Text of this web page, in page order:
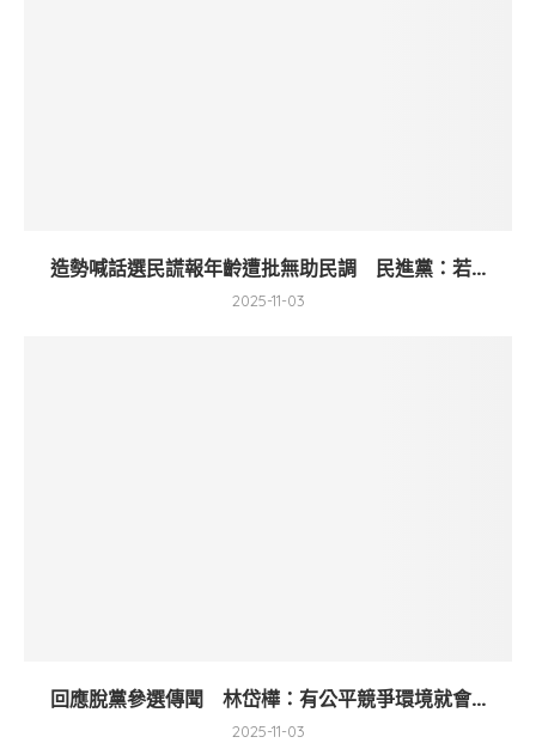
造勢喊話選民謊報年齡遭批無助民調 民進黨：若...
2025-11-03
回應脫黨參選傳聞 林岱樺：有公平競爭環境就會...
2025-11-03